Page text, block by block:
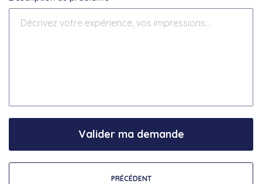
PRÉCÉDENT
Valider ma demande